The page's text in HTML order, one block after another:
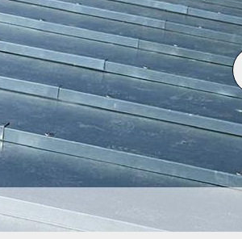
de zinguerie à 75017 est une décision
Nous comprenons à quel point votre toit
maison à Paris 17 et c'est pourquoi nous
zinguerie exceptionnel. Nos artisans
utilisent des matériaux de haute qualité
de votre toiture. Chez AR renovation,
et nous nous adaptons à vos besoins
budget et vos délais. Notre réputation à
et notre souci du détail, car nous croyons
carte de visite. Faites confiance à AR
qui allie expertise technique et rapport